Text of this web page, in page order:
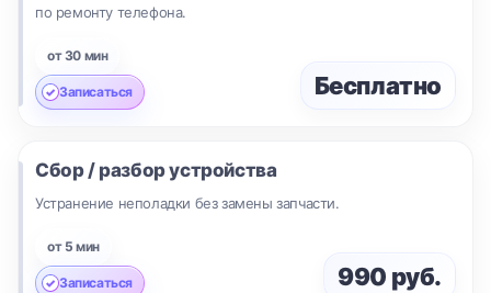
по ремонту телефона.
от 30 мин
Записаться Бесплатно
Сбор / разбор устройства
Устранение неполадки без замены запчасти.
от 5 мин
Записаться 990 руб.